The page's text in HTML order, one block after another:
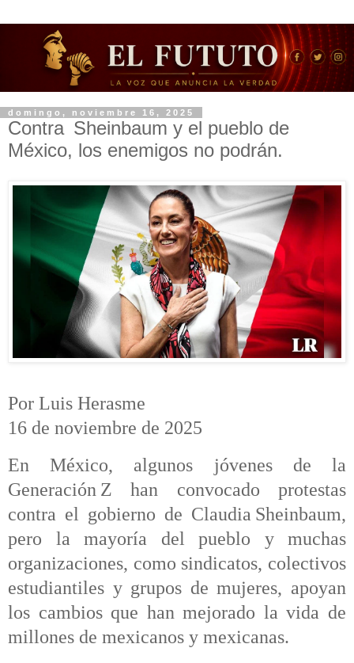
domingo, noviembre 16, 2025
Contra Sheinbaum y el pueblo de
México, los enemigos no podrán.
Por Luis Herasme
16 de noviembre de 2025
En México, algunos jóvenes de la
Generación Z han convocado protestas
contra el gobierno de Claudia Sheinbaum,
pero la mayoría del pueblo y muchas
organizaciones, como sindicatos, colectivos
estudiantiles y grupos de mujeres, apoyan
los cambios que han mejorado la vida de
millones de mexicanos y mexicanas.